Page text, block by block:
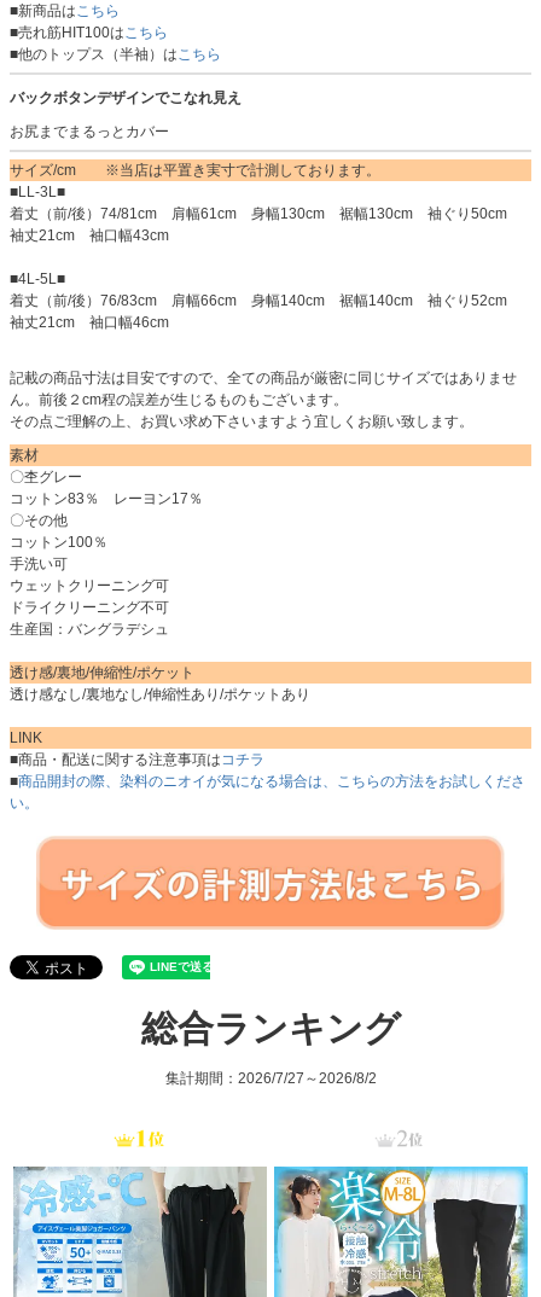
■新商品はこちら
■売れ筋HIT100はこちら
■他のトップス（半袖）はこちら
バックボタンデザインでこなれ見え
お尻までまるっとカバー
サイズ/cm ※当店は平置き実寸で計測しております。
■LL-3L■
着丈（前/後）74/81cm 肩幅61cm 身幅130cm 裾幅130cm 袖ぐり50cm
袖丈21cm 袖口幅43cm
■4L-5L■
着丈（前/後）76/83cm 肩幅66cm 身幅140cm 裾幅140cm 袖ぐり52cm
袖丈21cm 袖口幅46cm
記載の商品寸法は目安ですので、全ての商品が厳密に同じサイズではありませ
ん。前後２cm程の誤差が生じるものもございます。
その点ご理解の上、お買い求め下さいますよう宜しくお願い致します。
素材
〇杢グレー
コットン83％ レーヨン17％
〇その他
コットン100％
手洗い可
ウェットクリーニング可
ドライクリーニング不可
生産国：バングラデシュ
透け感/裏地/伸縮性/ポケット
透け感なし/裏地なし/伸縮性あり/ポケットあり
LINK
■商品・配送に関する注意事項はコチラ
■商品開封の際、染料のニオイが気になる場合は、こちらの方法をお試しくださ
い。
総合ランキング
集計期間：2026/7/27～2026/8/2